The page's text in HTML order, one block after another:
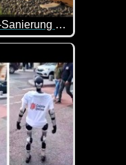
Realer Irrsinn: High-Tech-Sanierung der Hunsrückbahn für Tempo 20 - extra 3
kann sanieren,